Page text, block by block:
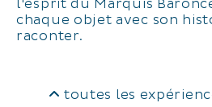
l'esprit du Marquis
chaque objet avec son
raconter.
toutes les